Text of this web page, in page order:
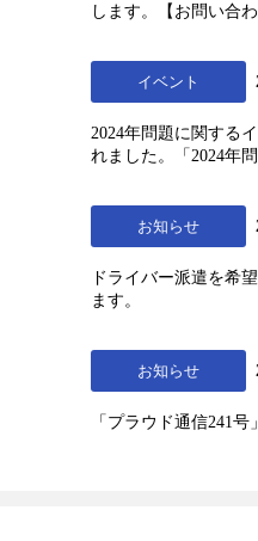
します。【お問い合
イベント
2024年問題に関する
れました。「2024年
お知らせ
ドライバー派遣を希
ます。
お知らせ
「プラウド通信241号